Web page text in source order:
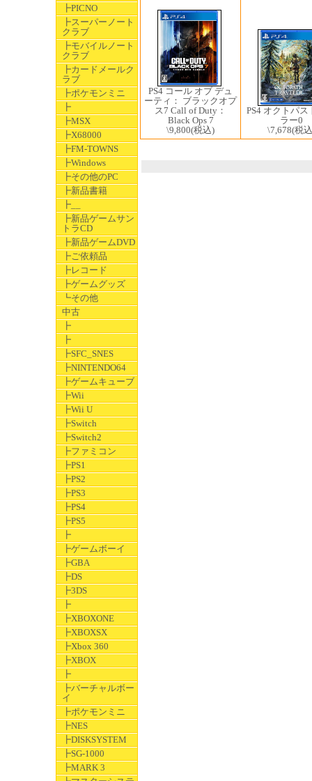
┣PICNO
┣スーパーノート
クラブ
┣モバイルノート
クラブ
┣カードメールク
ラブ
┣ポケモンミニ
┣
┣MSX
┣X68000
┣FM-TOWNS
┣Windows
┣その他のPC
┣新品書籍
┣__
┣新品ゲームサン
トラCD
┣新品ゲームDVD
┣ご依頼品
┣レコード
┣ゲームグッズ
┗その他
中古
┣
┣
┣SFC_SNES
┣NINTENDO64
┣ゲームキューブ
┣Wii
┣Wii U
┣Switch
┣Switch2
┣ファミコン
┣PS1
┣PS2
┣PS3
┣PS4
┣PS5
┣
┣ゲームボーイ
┣GBA
┣DS
┣3DS
┣
┣XBOXONE
┣XBOXSX
┣Xbox 360
┣XBOX
┣
┣バーチャルボー
イ
┣ポケモンミニ
┣NES
┣DISKSYSTEM
┣SG-1000
┣MARK 3
PS4 コール オブ デュ
ーティ： ブラックオプ
ス7 Call of Duty：
Black Ops 7
\9,800(税込)
PS4 オクトパス
ラー0
\7,678(税